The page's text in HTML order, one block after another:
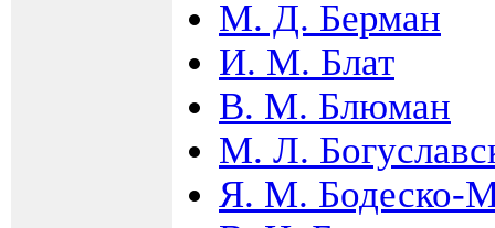
М. Д. Берман
И. М. Блат
В. М. Блюман
М. Л.
Я. М. Бодеско-